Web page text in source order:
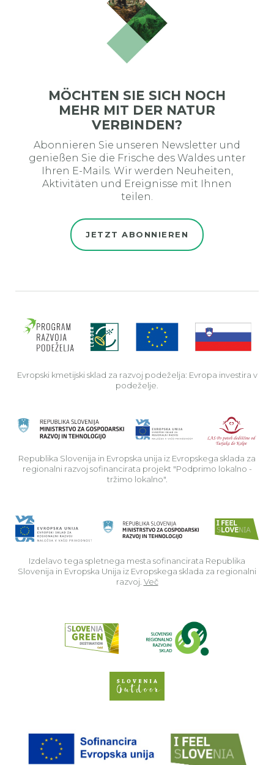
MÖCHTEN SIE SICH NOCH
MEHR MIT DER NATUR
VERBINDEN?
Abonnieren Sie unseren Newsletter und
genießen Sie die Frische des Waldes unter
Ihren E-Mails. Wir werden Neuheiten,
Aktivitäten und Ereignisse mit Ihnen
teilen.
JETZT ABONNIEREN
Evropski kmetijski sklad za razvoj podeželja: Evropa investira v
podeželje.
Republika Slovenija in Evropska unija iz Evropskega sklada za
regionalni razvoj sofinancirata projekt "Podprimo lokalno -
tržimo lokalno".
Izdelavo tega spletnega mesta sofinancirata Republika
Slovenija in Evropska Unija iz Evropskega sklada za regionalni
razvoj. Več